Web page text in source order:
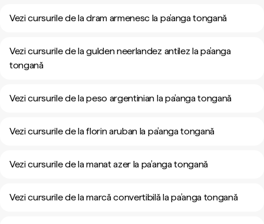
Vezi cursurile de la dram armenesc la pa’anga tongană
Vezi cursurile de la gulden neerlandez antilez la pa’anga
tongană
Vezi cursurile de la peso argentinian la pa’anga tongană
Vezi cursurile de la florin aruban la pa’anga tongană
Vezi cursurile de la manat azer la pa’anga tongană
Vezi cursurile de la marcă convertibilă la pa’anga tongană